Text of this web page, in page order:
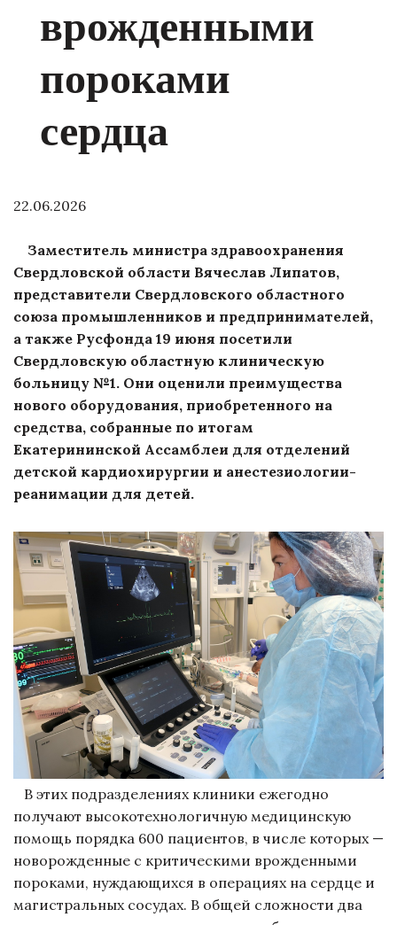
врожденными
пороками
сердца
22.06.2026
Заместитель министра здравоохранения
Свердловской области Вячеслав Липатов,
представители Свердловского областного
союза промышленников и предпринимателей,
а также Русфонда 19 июня посетили
Свердловскую областную клиническую
больницу №1. Они оценили преимущества
нового оборудования, приобретенного на
средства, собранные по итогам
Екатерининской Ассамблеи для отделений
детской кардиохирургии и анестезиологии-
реанимации для детей.
В этих подразделениях клиники ежегодно
получают высокотехнологичную медицинскую
помощь порядка 600 пациентов, в числе которых —
новорожденные с критическими врожденными
пороками, нуждающихся в операциях на сердце и
магистральных сосудах. В общей сложности два